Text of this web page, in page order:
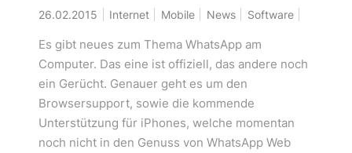
26.02.2015 Internet Mobile News Software
Es gibt neues zum Thema WhatsApp am
Computer. Das eine ist offiziell, das andere noch
ein Gerücht. Genauer geht es um den
Browsersupport, sowie die kommende
Unterstützung für iPhones, welche momentan
noch nicht in den Genuss von WhatsApp Web